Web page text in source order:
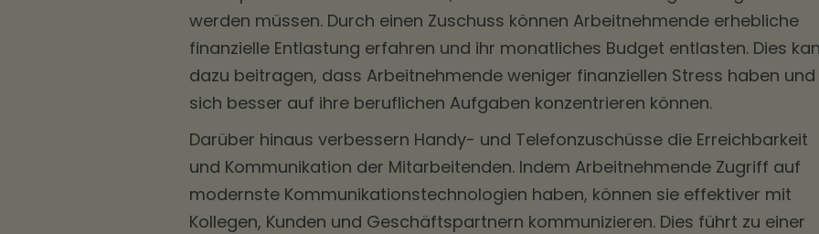
werden müssen. Durch einen Zuschuss können Arbeitnehmende erhebliche
finanzielle Entlastung erfahren und ihr monatliches Budget entlasten. Dies
dazu beitragen, dass Arbeitnehmende weniger finanziellen Stress haben und
sich besser auf ihre beruflichen Aufgaben konzentrieren können.
Darüber hinaus verbessern Handy- und Telefonzuschüsse die Erreichbarkeit
und Kommunikation der Mitarbeitenden. Indem Arbeitnehmende Zugriff auf
modernste Kommunikationstechnologien haben, können sie effektiver mit
Kollegen, Kunden und Geschäftspartnern kommunizieren. Dies führt zu einer